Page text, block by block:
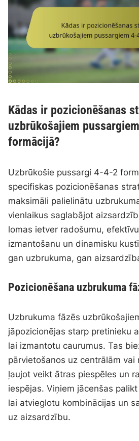
Kādas ir pozicionēšanas
uzbrūkošajiem
formācijā?
Uzbrūkošie pussargi 4-4-2
specifiskas pozicionēšanas
maksimāli palielinātu
vienlaikus saglabājot
lomas ietver radošumu,
izmantošanu un dinamisku
gan uzbrukuma, gan
Pozicionēšana uzbrukuma
Uzbrukuma fāzēs
jāpozicionējas starp pretinieku
lai izmantotu caurumus. Tas
pārvietošanos uz centrālām vai
ļaujot veikt ātras piespēles un
iespējas. Viņiem jācenšas
lai atvieglotu kombinācijas un
uz aizsardzību.